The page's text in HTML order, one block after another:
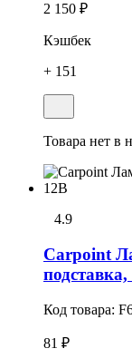
2 150 ₽
Кэшбек
+ 151
Товара нет в
4.9
Carpoint
Код товара:
81 ₽